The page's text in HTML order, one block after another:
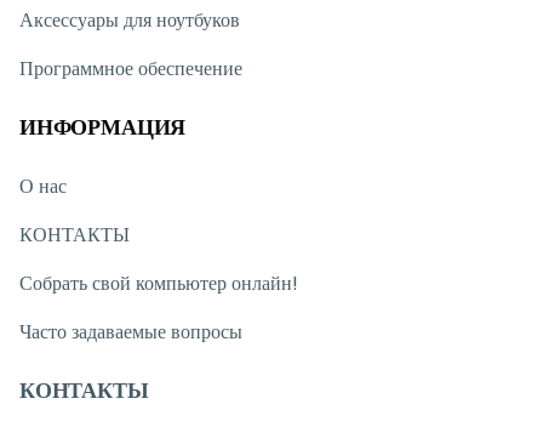
Аксессуары для ноутбуков
Программное обеспечение
ИНФОРМАЦИЯ
О нас
КОНТАКТЫ
Собрать свой компьютер онлайн!
Часто задаваемые вопросы
КОНТАКТЫ